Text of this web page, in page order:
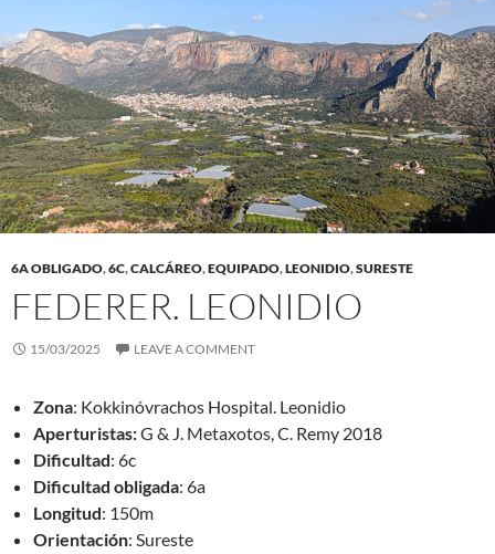
6A OBLIGADO,6C,CALCÁREO,EQUIPADO,LEONIDIO,SURESTE
FEDERER. LEONIDIO
15/03/2025 LEAVE A COMMENT
Zona: Kokkinóvrachos Hospital. Leonidio
Aperturistas:G & J. Metaxotos, C. Remy 2018
Dificultad: 6c
Dificultad obligada: 6a
Longitud: 150m
Orientación: Sureste